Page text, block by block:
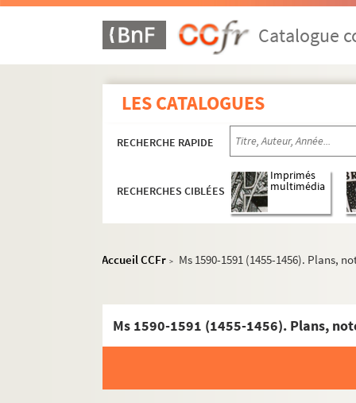
Catalogue
LES CATALOGUES
RECHERCHE RAPIDE
RECHERCHES CIBLÉES
Imprimés
multimédia
Accueil CCFr > Ms 1590-1591 (1455-1456). Plans,
Ms 1590-1591 (1455-1456). Plans,
Ms 1516 (1381). Manuel sur les Sacrements
Ms 1517-1518 (1382-1383). Élisabeth de
Ms 1520 (1385). « Raccolta di poetiche
Ms 1521 (1386). « Traictez de
Ms 1522 (1387). « Instruction généralle des
Ms 1523 (1388). « Montalembert. Notes sur
Ms 1524 (1389). Traités divers de Senèque
Ms 1525 (1390). Recueil de notes, citations
Ms 1527 (1392). « Négociations de la paix
Ms 1529 (1394). Mélanges historiques, en
Ms 1530 (1395). Mélanges historiques, en
Ms 1532 (1397). Relation d'une querelle de